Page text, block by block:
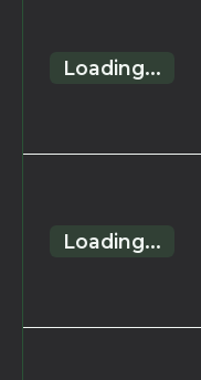
Loading...
Loading...